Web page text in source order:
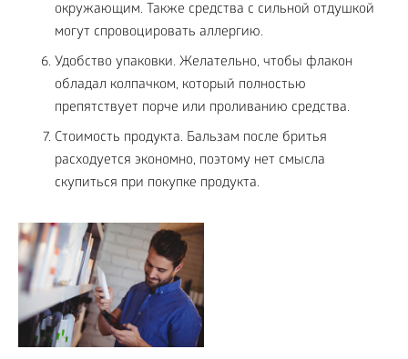
окружающим. Также средства с сильной отдушкой
могут спровоцировать аллергию.
Удобство упаковки. Желательно, чтобы флакон
обладал колпачком, который полностью
препятствует порче или проливанию средства.
Стоимость продукта. Бальзам после бритья
расходуется экономно, поэтому нет смысла
скупиться при покупке продукта.